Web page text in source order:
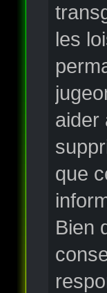
les
aider
que
Bien